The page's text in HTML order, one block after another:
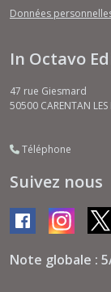
Données
In Octavo
47 rue Giesmard
50500 CARENTAN
Téléphone
Suivez nous
Note globale :